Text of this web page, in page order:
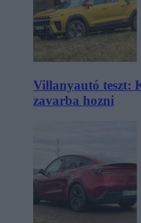
Villanyautó teszt:
zavarba hozni